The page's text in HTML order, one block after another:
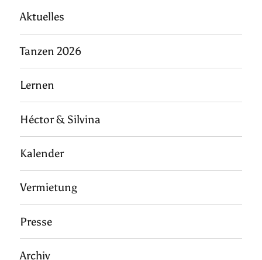
Aktuelles
Tanzen 2026
Lernen
Héctor & Silvina
Kalender
Vermietung
Presse
Archiv